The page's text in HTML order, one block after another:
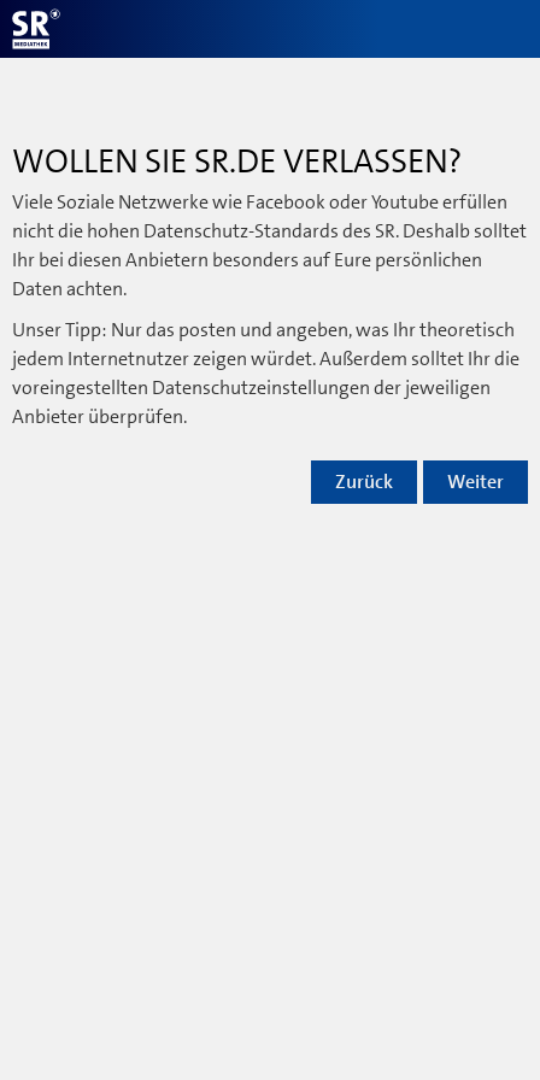
WOLLEN SIE SR.DE VERLASSEN?
Viele Soziale Netzwerke wie Facebook oder Youtube erfüllen
nicht die hohen Datenschutz-Standards des SR. Deshalb solltet
Ihr bei diesen Anbietern besonders auf Eure persönlichen
Daten achten.
Unser Tipp: Nur das posten und angeben, was Ihr theoretisch
jedem Internetnutzer zeigen würdet. Außerdem solltet Ihr die
voreingestellten Datenschutzeinstellungen der jeweiligen
Anbieter überprüfen.
Weiter
Zurück